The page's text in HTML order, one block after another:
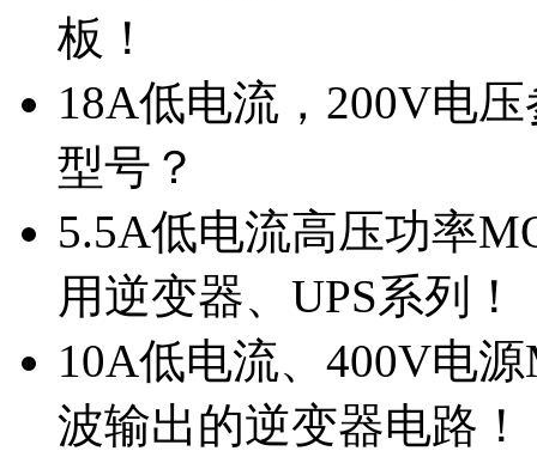
板！
18A低电流，200V电
型号？
5.5A低电流高压功率
用逆变器、UPS系列！
10A低电流、400V电
波输出的逆变器电路！